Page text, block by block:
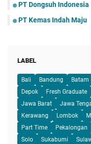
PT Dongsuh Indonesia
PT Kemas Indah Maju
LABEL
Bali Bandung Batam
Depok
Fresh Graduate
Jawa Barat
Jawa
Kerawang
Lombok
Part Time
Pekalongan
Solo
Sukabumi